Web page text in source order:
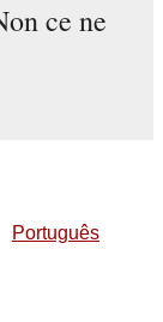
ce ne
Português